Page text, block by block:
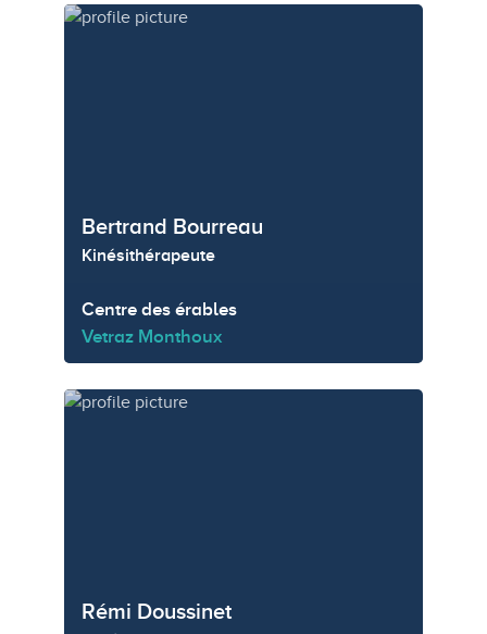
Bertrand Bourreau
Kinésithérapeute
Centre des érables
Vetraz Monthoux
Rémi Doussinet